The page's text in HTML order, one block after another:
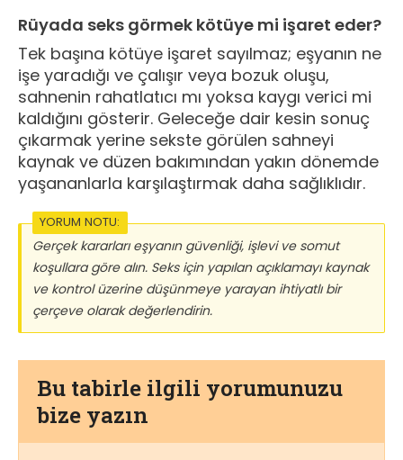
Rüyada seks görmek kötüye mi işaret eder?
Tek başına kötüye işaret sayılmaz; eşyanın ne
işe yaradığı ve çalışır veya bozuk oluşu,
sahnenin rahatlatıcı mı yoksa kaygı verici mi
kaldığını gösterir. Geleceğe dair kesin sonuç
çıkarmak yerine sekste görülen sahneyi
kaynak ve düzen bakımından yakın dönemde
yaşananlarla karşılaştırmak daha sağlıklıdır.
YORUM NOTU:
Gerçek kararları eşyanın güvenliği, işlevi ve somut
koşullara göre alın. Seks için yapılan açıklamayı kaynak
ve kontrol üzerine düşünmeye yarayan ihtiyatlı bir
çerçeve olarak değerlendirin.
Bu tabirle ilgili yorumunuzu
bize yazın